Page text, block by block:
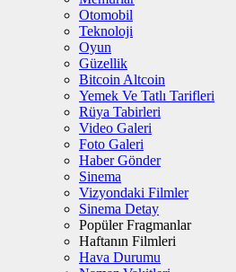
Otomobil
Teknoloji
Oyun
Güzellik
Bitcoin Altcoin
Yemek Ve Tatlı Tarifleri
Rüya Tabirleri
Video Galeri
Foto Galeri
Haber Gönder
Sinema
Vizyondaki Filmler
Sinema Detay
Popüler Fragmanlar
Haftanın Filmleri
Hava Durumu